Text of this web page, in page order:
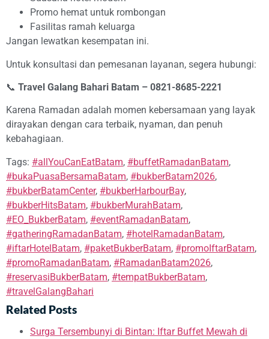
Promo hemat untuk rombongan
Fasilitas ramah keluarga
Jangan lewatkan kesempatan ini.
Untuk konsultasi dan pemesanan layanan, segera hubungi:
📞 Travel Galang Bahari Batam – 0821-8685-2221
Karena Ramadan adalah momen kebersamaan yang layak
dirayakan dengan cara terbaik, nyaman, dan penuh
kebahagiaan.
Tags: #allYouCanEatBatam, #buffetRamadanBatam,
#bukaPuasaBersamaBatam, #bukberBatam2026,
#bukberBatamCenter, #bukberHarbourBay,
#bukberHitsBatam, #bukberMurahBatam,
#EO_BukberBatam, #eventRamadanBatam,
#gatheringRamadanBatam, #hotelRamadanBatam,
#iftarHotelBatam, #paketBukberBatam, #promoIftarBatam,
#promoRamadanBatam, #RamadanBatam2026,
#reservasiBukberBatam, #tempatBukberBatam,
#travelGalangBahari
Related Posts
Surga Tersembunyi di Bintan: Iftar Buffet Mewah di